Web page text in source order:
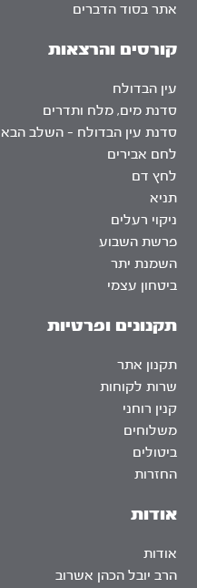
אודות
אודות
הרב יובל הכהן אשרוב
אתר בסוד הדברים
קורסים והרצאות
עין הבדולח
סדנת מים, מלח ותדרים
סדנת עין הבדולח – השלב הבא
לחם אבירים
לחץ דם
תניא
ניקוי רעלים
פרשת השבוע
השמנת יתר
ביטחון עצמי
תקנונים ופרטיות
תקנון אתר
שרות לקוחות
קנין רוחני
משלוחים
ביטולים
החזרות